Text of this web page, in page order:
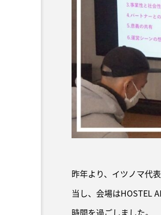
昨年より、イツノマ代
当し、会場はHOSTEL
時間を過ごしました。